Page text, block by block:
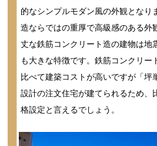
的なシンプルモダン風の外観となり
造ならではの重厚で高級感のある外
丈な鉄筋コンクリート造の建物は地
も大きな特徴です。鉄筋コンクリー
比べて建築コストが高いですが「坪
設計の注文住宅が建てられるため、
格設定と言えるでしょう。